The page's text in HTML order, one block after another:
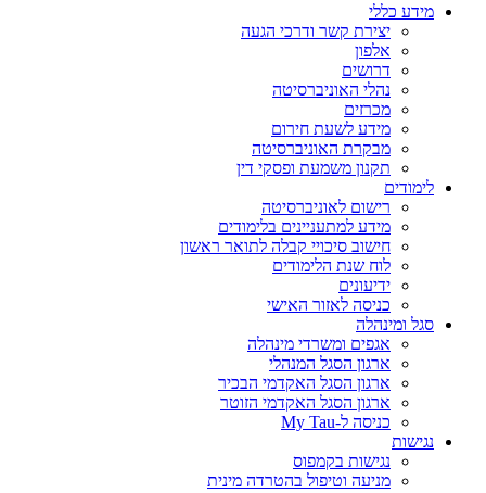
מידע כללי
יצירת קשר ודרכי הגעה
אלפון
דרושים
נהלי האוניברסיטה
מכרזים
מידע לשעת חירום
מבקרת האוניברסיטה
תקנון משמעת ופסקי דין
לימודים
רישום לאוניברסיטה
מידע למתעניינים בלימודים
חישוב סיכויי קבלה לתואר ראשון
לוח שנת הלימודים
ידיעונים
כניסה לאזור האישי
סגל ומינהלה
אגפים ומשרדי מינהלה
ארגון הסגל המנהלי
ארגון הסגל האקדמי הבכיר
ארגון הסגל האקדמי הזוטר
כניסה ל-My Tau
נגישות
נגישות בקמפוס
מניעה וטיפול בהטרדה מינית